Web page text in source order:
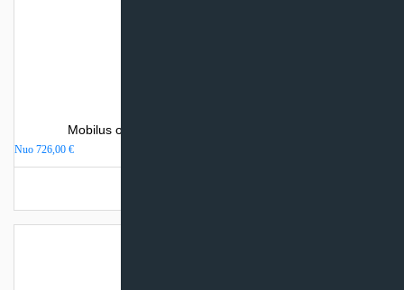
Mobilus oro kondicionierius Electrolux AIR LINE
Nuo 726,00 €